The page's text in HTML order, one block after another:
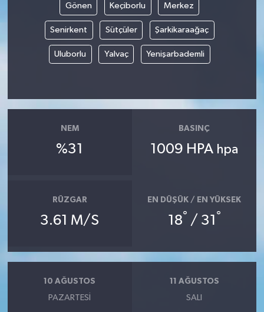
Gönen Keçiborlu Merkez
Senirkent Sütçüler Şarkikaraağaç
Uluborlu Yalvaç Yenişarbademli
NEM
%31
BASINÇ
1009 HPA hpa
RÜZGAR
3.61 M/S
EN DÜŞÜK / EN YÜKSEK
18° / 31 °
10 AĞUSTOS
PAZARTESI
11 AĞUSTOS
SALI